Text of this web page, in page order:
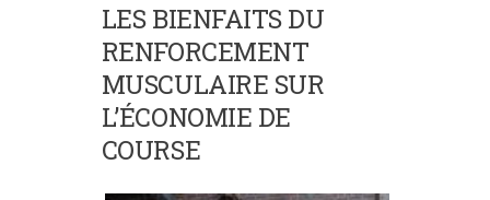
LES BIENFAITS DU
RENFORCEMENT
MUSCULAIRE SUR
L’ÉCONOMIE DE
COURSE